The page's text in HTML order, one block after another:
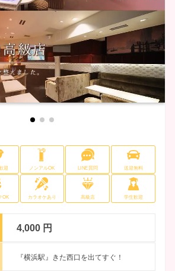
迎 ノンアルOK LINE質問 送迎無料
OK カラオケあり 高級店 学生歓迎
4,000 円
『横浜駅』きた西口を出てすぐ！